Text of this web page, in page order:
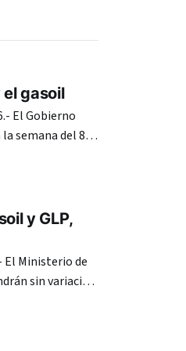
el gasoil
El Gobierno
semana del 8 al
en subsidios
y GLP,
El Ministerio de
sin variación
En ese